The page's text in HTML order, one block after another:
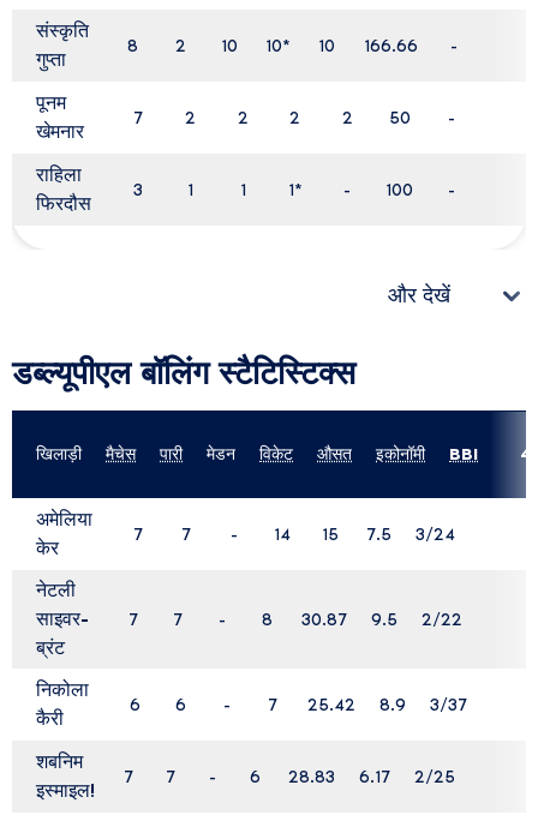
संस्कृति
गुप्ता
8 2 10 10* 10 166.66 -
पूनम
खेमनार
7 2 2 2 2 50 -
राहिला
फिरदौस
3 1 1 1* - 100 -
और देखें
डब्ल्यूपीएल बॉलिंग स्टैटिस्टिक्स
डब्ल्यूपीएल बॉलिंग स्टैटिस्टिक्स
खिलाड़ी मैचेस पारी मेडन विकेट औसत इकोनॉमी BBI
अमेलिया
केर
7 7 - 14 15 7.5 3/24
नेटली
साइवर-
ब्रंट
7 7 - 8 30.87 9.5 2/22
निकोला
कैरी
6 6 - 7 25.42 8.9 3/37
शबनिम
इस्माइल!
7 7 - 6 28.83 6.17 2/25